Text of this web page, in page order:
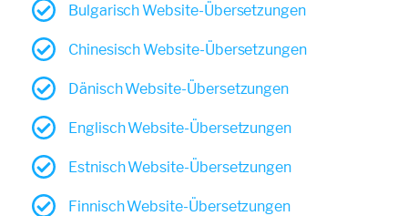
Bulgarisch Website-Übersetzungen
Chinesisch Website-Übersetzungen
Dänisch Website-Übersetzungen
Englisch Website-Übersetzungen
Estnisch Website-Übersetzungen
Finnisch Website-Übersetzungen